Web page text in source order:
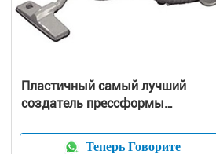
Пластичный самый лучший
создатель прессформы
пылесоса
Теперь Говорите